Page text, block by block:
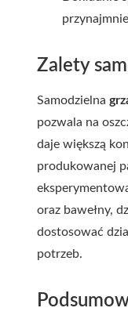
Zalety
Samodzielna
pozwala na
daje większą
produkowanej
oraz bawełny,
dostosować
potrzeb.